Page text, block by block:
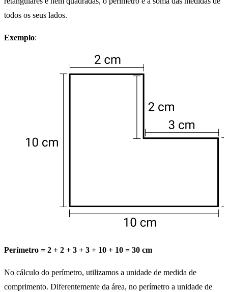
todos os seus lados.
Exemplo:
Perímetro = 2 + 2 + 3 + 3 + 10 + 10 = 30 cm
No cálculo do perímetro, utilizamos a unidade de medida de
comprimento. Diferentemente da área, no perímetro a unidade de